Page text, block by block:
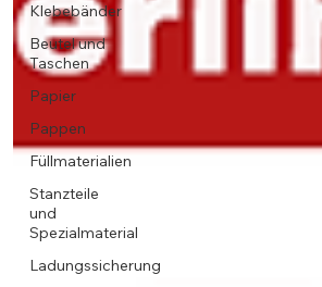
Klebebänder
Beutel und
Taschen
Papier
Pappen
Füllmaterialien
Stanzteile
und
Spezialmaterial
Ladungssicherung